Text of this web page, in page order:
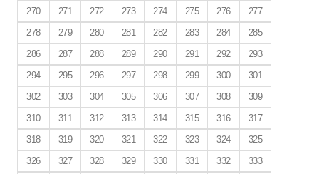
270
271 272 273 274 275 276
277
278
279 280 281 282 283 284
285
286
287 288 289 290 291 292
293
294
295 296 297 298 299 300
301
302
303 304 305 306 307 308
309
310
311 312 313 314 315 316
317
318
319 320 321 322 323 324
325
326
327 328 329 330 331 332
333